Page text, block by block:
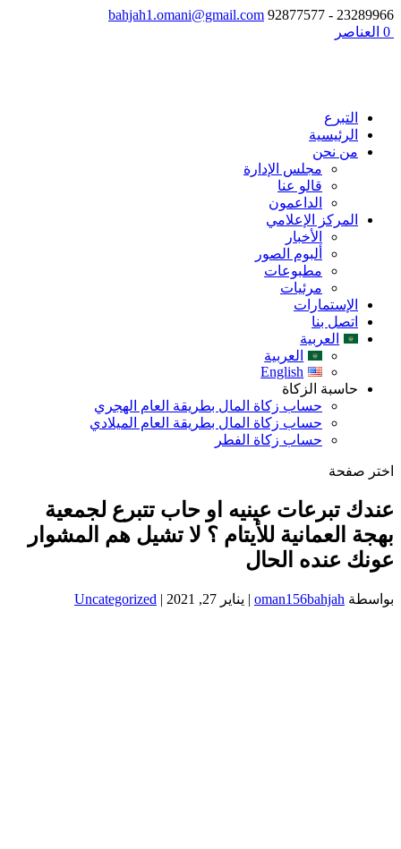
23289966 - 92877577
bahjah1.omani@gmail.com
التبرع
الرئيسية
من نحن
مجلس الإدارة
قالو عنا
الداعمون
المركز الإعلامي
الأخبار
ألبوم الصور
مطبوعات
مرئيات
الإستمارات
اتصل بنا
العربية
العربية
English
حاسبة الزكاة
حساب زكاة المال بطريقة العام الهجري
حساب زكاة المال بطريقة العام الميلادي
حساب زكاة الفطر
اختر صفحة
عندك تبرعات عينيه او حاب تتبرع لجمعية
بهجة العمانية للأيتام ؟ لا تشيل هم المشوار
عونك عنده الحال
بواسطة oman156bahjah
| يناير 27, 2021 |
Uncategorized